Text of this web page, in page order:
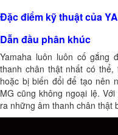
Đặc điểm kỹ thuật của
Dẫn đầu phân khúc
Yamaha luôn luôn cố gắng
thanh chân thật nhất có
hoặc bị biến đổi để tạo nên
MG cũng không ngoại lệ.
ra những âm thanh chân thật